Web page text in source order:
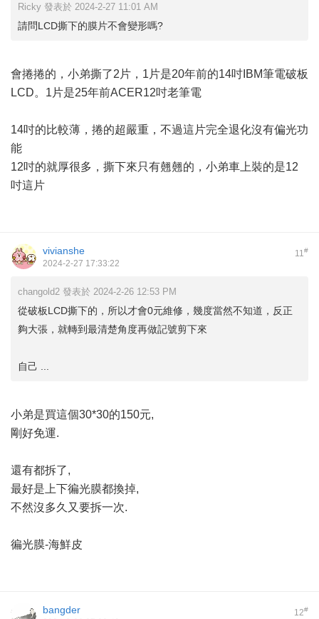
Ricky 發表於 2024-2-27 11:01 AM
請問LCD撕下的膜片不會變形嗎?
會捲捲的，小弟撕了2片，1片是20年前的14吋IBM筆電破板
LCD。1片是25年前ACER12吋老筆電
14吋的比較薄，捲的超嚴重，不過這片完全退化沒有偏光功
能
12吋的就厚很多，撕下來只有翹翹的，小弟車上裝的是12
吋這片
11#
vivianshe
2024-2-27 17:33:22
changold2 發表於 2024-2-26 12:53 PM
從破板LCD撕下的，所以才會0元維修，幾度當然不知道，反正
夠大張，就轉到最清楚角度再做記號剪下來
自己 ...
小弟是買這個30*30的150元,
剛好免運.
還有都拆了,
最好是上下徧光膜都換掉,
不然沒多久又要拆一次.
徧光膜-海鮮皮
12#
bangder